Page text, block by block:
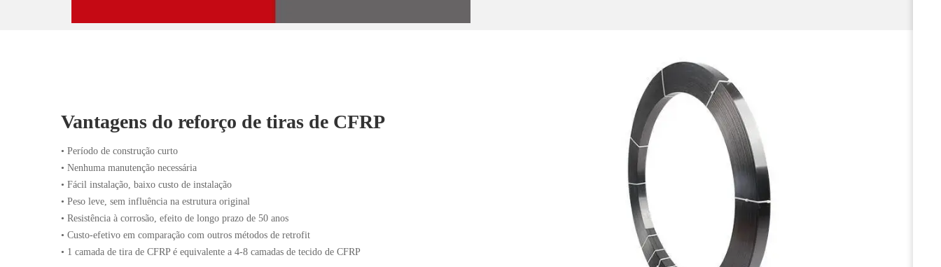
Vantagens do reforço de tiras de CFRP
• Período de construção curto
• Nenhuma manutenção necessária
• Fácil instalação, baixo custo de instalação
• Peso leve, sem influência na estrutura original
• Resistência à corrosão, efeito de longo prazo de 50 anos
• Custo-efetivo em comparação com outros métodos de retrofit
• 1 camada de tira de CFRP é equivalente a 4-8 camadas de tecido de CFRP